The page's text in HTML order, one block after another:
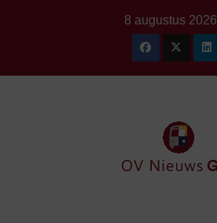
8 augustus 2026